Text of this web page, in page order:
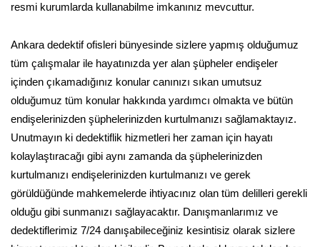
resmi kurumlarda kullanabilme imkanınız mevcuttur.
Ankara dedektif ofisleri bünyesinde sizlere yapmış olduğumuz
tüm çalışmalar ile hayatınızda yer alan şüpheler endişeler
içinden çıkamadığınız konular canınızı sıkan umutsuz
olduğumuz tüm konular hakkında yardımcı olmakta ve bütün
endişelerinizden şüphelerinizden kurtulmanızı sağlamaktayız.
Unutmayın ki dedektiflik hizmetleri her zaman için hayatı
kolaylaştıracağı gibi aynı zamanda da şüphelerinizden
kurtulmanızı endişelerinizden kurtulmanızı ve gerek
görüldüğünde mahkemelerde ihtiyacınız olan tüm delilleri gerekli
olduğu gibi sunmanızı sağlayacaktır. Danışmanlarımız ve
dedektiflerimiz 7/24 danışabileceğiniz kesintisiz olarak sizlere